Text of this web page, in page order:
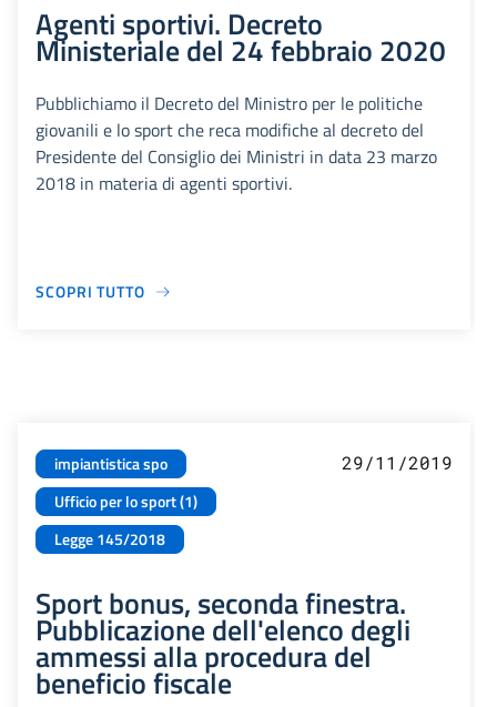
Agenti sportivi. Decreto
Ministeriale del 24 febbraio 2020
Pubblichiamo il Decreto del Ministro per le politiche
giovanili e lo sport che reca modifiche al decreto del
Presidente del Consiglio dei Ministri in data 23 marzo
2018 in materia di agenti sportivi.
SCOPRI TUTTO
impiantistica spo
Ufficio per lo sport (1)
Legge 145/2018
29/11/2019
Sport bonus, seconda finestra.
Pubblicazione dell'elenco degli
ammessi alla procedura del
beneficio fiscale